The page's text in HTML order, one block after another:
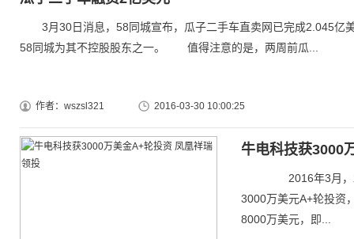
3月30日消息，58同城宣布，瓜子二手车直卖网已完成2.045亿
58同城为其不控股股东之一。 值得注意的是，两周前瓜...
作者：wszsl321 2016-03-30 10:00:25
牛电科技获3000
2016年3月，北京
3000万美元A+轮投资
8000万美元，即...